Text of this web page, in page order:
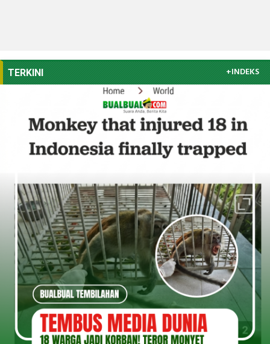
TERKINI +INDEKS